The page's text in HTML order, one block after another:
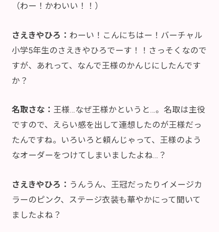
（わー！かわいい！！）
さえきやひろ： わーい！こんにちはー！バーチャル
小学5年生のさえきやひろでーす！！さっそくなので
すが、あれって、なんで王様のかんじにしたんです
か？
名取さな： 王様…なぜ王様かというと…。名取は主役
ですので、えらい感を出して連想したのが王様だっ
たんですね。いろいろと頼んじゃって、王様のよう
なオーダーをつけてしまいましたよね…？
さえきやひろ： うんうん、王冠だったりイメージカ
ラーのピンク、ステージ衣装も華やかにって聞いて
ましたよね？